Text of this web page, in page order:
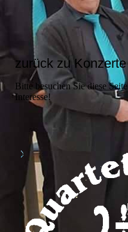
zurück zu Konzerte
Bitte besuchen Sie diese
Interesse!